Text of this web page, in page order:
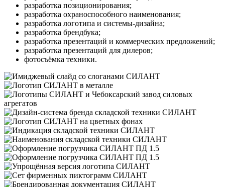
разработка позиционирования;
разработка охраноспособного наименования;
разработка логотипа и системы-дизайна;
разработка брендбука;
разработка презентаций и коммерческих предложений;
разработка презентаций для дилеров;
фотосъёмка техники.